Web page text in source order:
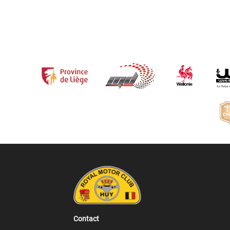
Contact